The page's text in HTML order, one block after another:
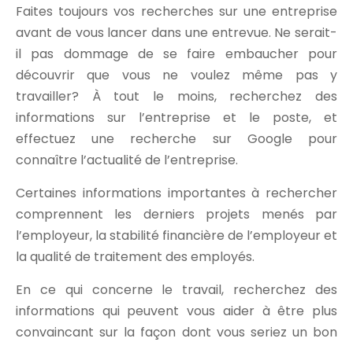
Faites toujours vos recherches sur une entreprise
avant de vous lancer dans une entrevue. Ne serait-
il pas dommage de se faire embaucher pour
découvrir que vous ne voulez même pas y
travailler? À tout le moins, recherchez des
informations sur l’entreprise et le poste, et
effectuez une recherche sur Google pour
connaître l’actualité de l’entreprise.
Certaines informations importantes à rechercher
comprennent les derniers projets menés par
l’employeur, la stabilité financière de l’employeur et
la qualité de traitement des employés.
En ce qui concerne le travail, recherchez des
informations qui peuvent vous aider à être plus
convaincant sur la façon dont vous seriez un bon